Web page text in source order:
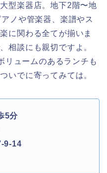
型楽器店。地下2階〜地
ノや管楽器、楽譜やス
に関わる全てが揃いま
相談にも親切ですよ。
リュームのあるランチも
いでに寄ってみては。
5分
9-14